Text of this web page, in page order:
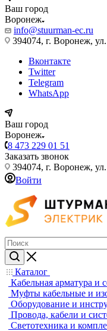
Ваш город
Воронеж
info@stuurman-ec.ru
394074, г. Воронеж,
Вконтакте
Twitter
Telegram
WhatsApp
Ваш город
Воронеж
8 473 229 01 51
Заказать звонок
394074, г. Воронеж,
Войти
Каталог
Кабельная арматура и
Муфты кабельные и
Оборудование и
Провода, кабели и
Светотехника и